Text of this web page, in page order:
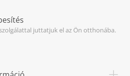
juttatjuk el az Ön otthonába.